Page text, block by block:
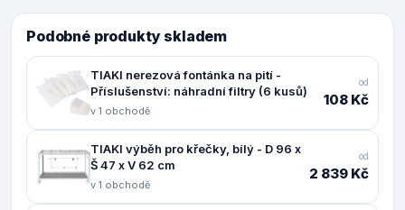
Podobné produkty skladem
TIAKI nerezová fontánka na pití -
Příslušenství: náhradní filtry (6 kusů)
v 1 obchodě
od
108 Kč
TIAKI výběh pro křečky, bílý - D 96 x
Š 47 x V 62 cm
v 1 obchodě
od
2 839 Kč